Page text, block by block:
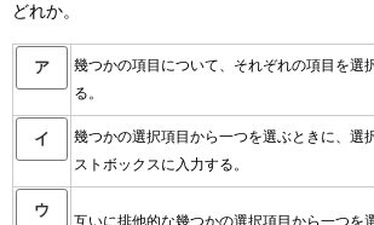
どれか。
ア
幾つかの項目について、それぞれの項目を選
る。
イ
幾つかの選択項目から一つを選ぶときに、選
ストボックスに入力する。
ウ
互いに排他的な幾つかの選択項目から一つを選